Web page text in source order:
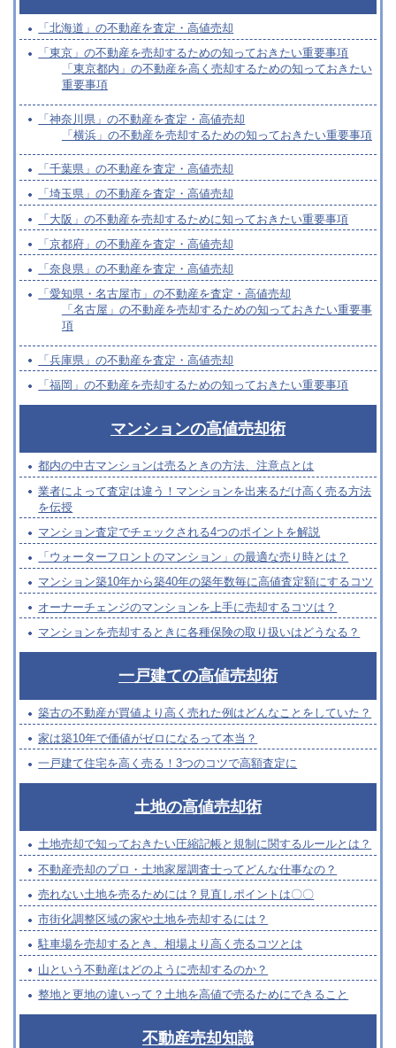
「北海道」の不動産を査定・高値売却
「東京」の不動産を売却するための知っておきたい重要事項
「東京都内」の不動産を高く売却するための知っておきたい
重要事項
「神奈川県」の不動産を査定・高値売却
「横浜」の不動産を売却するための知っておきたい重要事項
「千葉県」の不動産を査定・高値売却
「埼玉県」の不動産を査定・高値売却
「大阪」の不動産を売却するために知っておきたい重要事項
「京都府」の不動産を査定・高値売却
「奈良県」の不動産を査定・高値売却
「愛知県・名古屋市」の不動産を査定・高値売却
「名古屋」の不動産を売却するための知っておきたい重要事
項
「兵庫県」の不動産を査定・高値売却
「福岡」の不動産を売却するための知っておきたい重要事項
マンションの高値売却術
都内の中古マンションは売るときの方法、注意点とは
業者によって査定は違う！マンションを出来るだけ高く売る方法
を伝授
マンション査定でチェックされる4つのポイントを解説
「ウォーターフロントのマンション」の最適な売り時とは？
マンション築10年から築40年の築年数毎に高値査定額にするコツ
オーナーチェンジのマンションを上手に売却するコツは？
マンションを売却するときに各種保険の取り扱いはどうなる？
一戸建ての高値売却術
築古の不動産が買値より高く売れた例はどんなことをしていた？
家は築10年で価値がゼロになるって本当？
一戸建て住宅を高く売る！3つのコツで高額査定に
土地の高値売却術
土地売却で知っておきたい圧縮記帳と規制に関するルールとは？
不動産売却のプロ・土地家屋調査士ってどんな仕事なの？
売れない土地を売るためには？見直しポイントは〇〇
市街化調整区域の家や土地を売却するには？
駐車場を売却するとき、相場より高く売るコツとは
山という不動産はどのように売却するのか？
整地と更地の違いって？土地を高値で売るためにできること
不動産売却知識